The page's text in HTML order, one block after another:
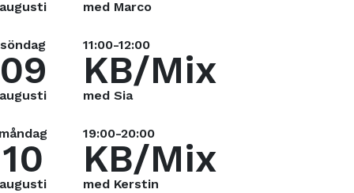
augusti med Marco
söndag
augusti
11:00-12:00
KB/Mix
med Sia
10
augusti
19:00-20:00
KB/Mix
med Kerstin